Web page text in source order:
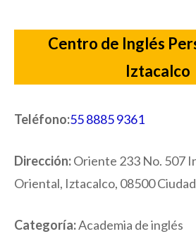
Centro de Inglés
Iztacalco
Teléfono:55 8885 9361
Dirección:Oriente 233 No. 507
Oriental, Iztacalco, 08500
Categoría:Academia de inglés